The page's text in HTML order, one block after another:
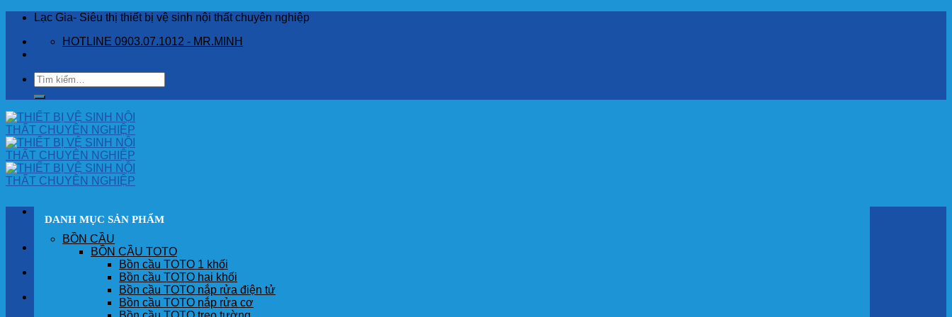
Skip
content
Lạc Gia- Siêu thị thiết bị vệ sinh nội thất chuyên nghiệp
HOTLINE 0903.07.1012 - MR.MINH
Tìm
kiếm:
TRANG CHỦ
DANH MỤC SẢN PHẨM
BỒN CẦU
BỒN CẦU TOTO
Bồn cầu TOTO 1 khối
Bồn cầu TOTO hai khối
Bồn cầu TOTO nắp rửa điện tử
Bồn cầu TOTO nắp rửa cơ